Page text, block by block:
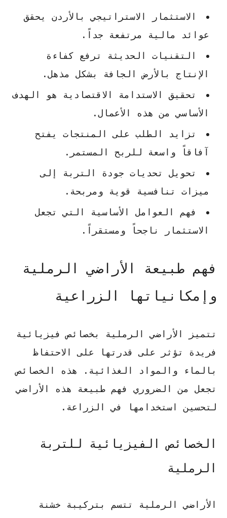
الاستثمار الاستراتيجي بالأردن يحقق
عوائد مالية مرتفعة جداً.
التقنيات الحديثة ترفع كفاءة
الإنتاج بالأرض الجافة بشكل مذهل.
تحقيق الاستدامة الاقتصادية هو الهدف
الأساسي من هذه الأعمال.
تزايد الطلب على المنتجات يفتح
آفاقاً واسعة للربح المستمر.
تحويل تحديات جودة التربة إلى
ميزات تنافسية قوية ومربحة.
فهم العوامل الأساسية التي تجعل
الاستثمار ناجحاً ومستقراً.
فهم طبيعة الأراضي الرملية
وإمكانياتها الزراعية
تتميز الأراضي الرملية بخصائص فيزيائية
فريدة تؤثر على قدرتها على الاحتفاظ
بالماء والمواد الغذائية. هذه الخصائص
تجعل من الضروري فهم طبيعة هذه الأراضي
لتحسين استخدامها في الزراعة.
الخصائص الفيزيائية للتربة
الرملية
الأراضي الرملية تتسم بتركيبة خشنة